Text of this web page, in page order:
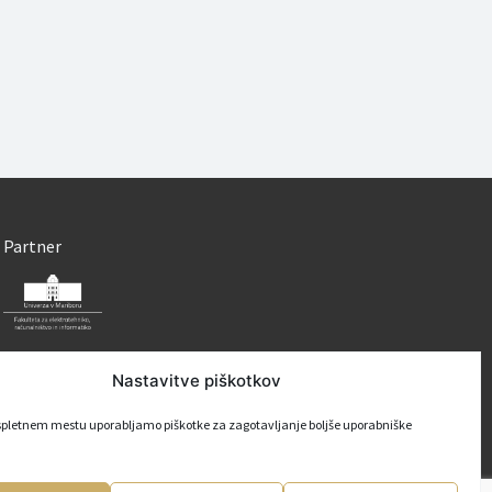
Nastavitve piškotkov
mestu uporabljamo piškotke za zagotavljanje boljše uporabniške
Partner